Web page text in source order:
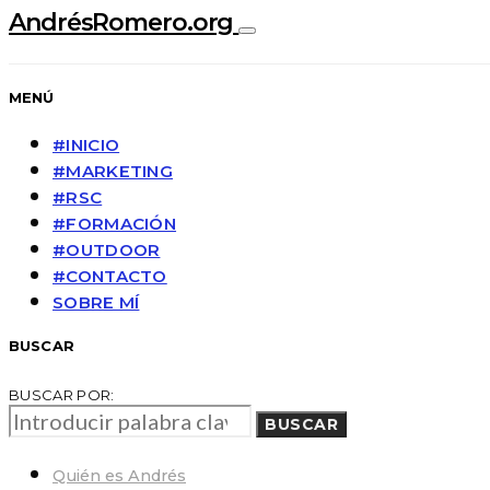
AndrésRomero.org
MENÚ
#INICIO
#MARKETING
#RSC
#FORMACIÓN
#OUTDOOR
#CONTACTO
SOBRE MÍ
BUSCAR
BUSCAR POR:
BUSCAR
Quién es Andrés